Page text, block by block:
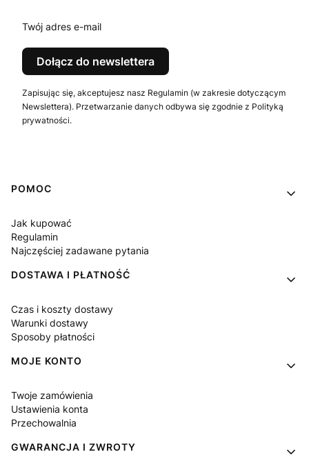
Twój adres e-mail
Dołącz do newslettera
Zapisując się, akceptujesz nasz Regulamin (w zakresie dotyczącym
Newslettera). Przetwarzanie danych odbywa się zgodnie z Polityką
prywatności.
Linki w stopce
POMOC
Jak kupować
Regulamin
Najczęściej zadawane pytania
DOSTAWA I PŁATNOŚĆ
Czas i koszty dostawy
Warunki dostawy
Sposoby płatności
MOJE KONTO
Twoje zamówienia
Ustawienia konta
Przechowalnia
GWARANCJA I ZWROTY